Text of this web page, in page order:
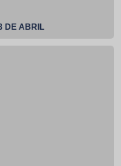
DE ABRIL